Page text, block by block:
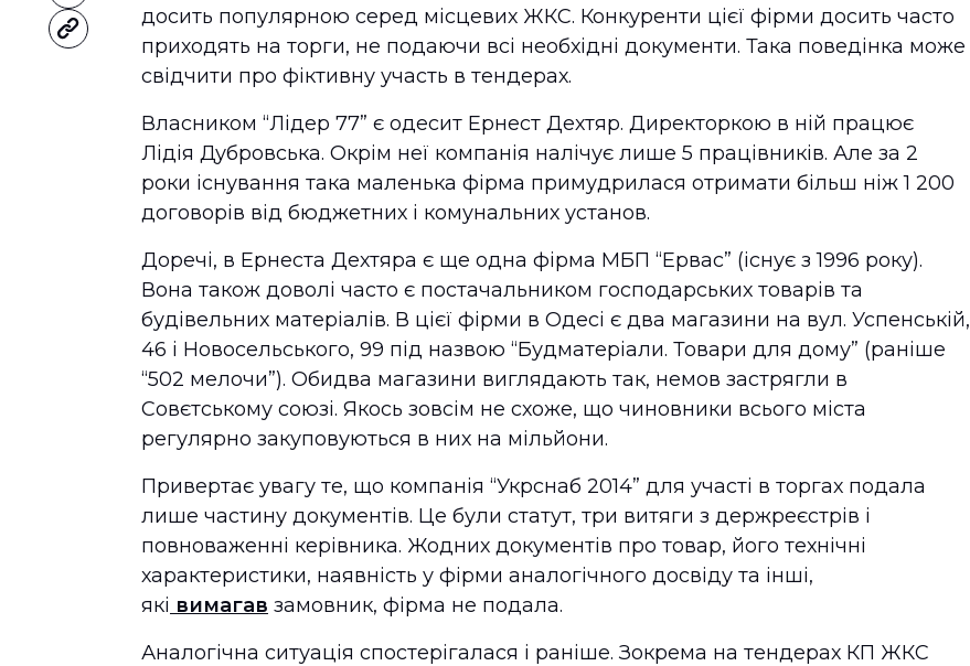
досить популярною серед місцевих ЖКС. Конкуренти цієї фірми досить часто
приходять на торги, не подаючи всі необхідні документи. Така поведінка може
свідчити про фіктивну участь в тендерах.
Власником “Лідер 77” є одесит Ернест Дехтяр. Директоркою в ній працює
Лідія Дубровська. Окрім неї компанія налічує лише 5 працівників. Але за 2
роки існування така маленька фірма примудрилася отримати більш ніж 1 200
договорів від бюджетних і комунальних установ.
Доречі, в Ернеста Дехтяра є ще одна фірма МБП “Ервас” (існує з 1996 року).
Вона також доволі часто є постачальником господарських товарів та
будівельних матеріалів. В цієї фірми в Одесі є два магазини на вул. Успенській,
46 і Новосельського, 99 під назвою “Будматеріали. Товари для дому” (раніше
“502 мелочи”). Обидва магазини виглядають так, немов застрягли в
Совєтському союзі. Якось зовсім не схоже, що чиновники всього міста
регулярно закуповуються в них на мільйони.
Привертає увагу те, що компанія “Укрснаб 2014” для участі в торгах подала
лише частину документів. Це були статут, три витяги з держреєстрів і
повноваженні керівника. Жодних документів про товар, його технічні
характеристики, наявність у фірми аналогічного досвіду та інші,
які вимагав замовник, фірма не подала.
Аналогічна ситуація спостерігалася і раніше. Зокрема на тендерах КП ЖКС